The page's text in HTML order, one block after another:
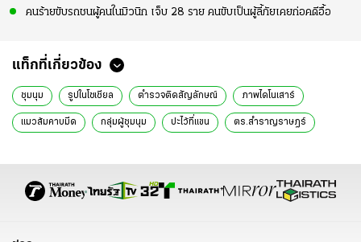
คนร้ายขับรถชนผู้คนในมิวนิก เจ็บ 28 ราย คนขับเป็นผู้ลี้ภัยเคยก่อคดีอื้อ
แท็กที่เกี่ยวข้อง
ชุมนุม รูปในโซเชียล ตำรวจติดสัญลักษณ์ ภาพไดโนเสาร์
แมวส้มคาบมีด กลุ่มผู้ชุมนุม ปะไว้ที่แขน ตร.สําราญราษฎร์